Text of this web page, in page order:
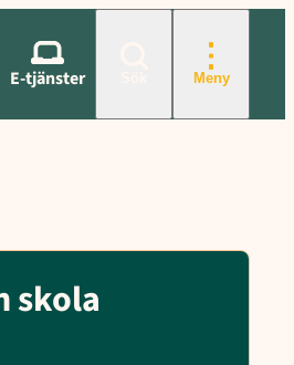
E-tjänster Meny
skola